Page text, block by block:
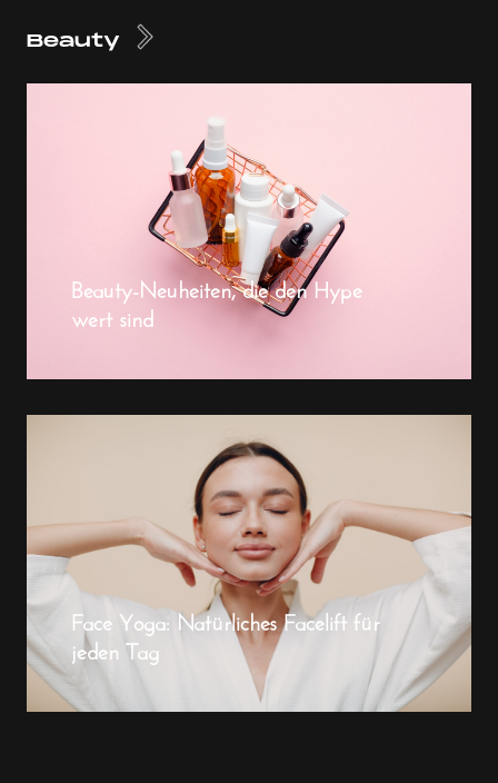
Beauty
Beauty-Neuheiten, die den Hype
wert sind
Face Yoga: Natürliches Facelift für
jeden Tag